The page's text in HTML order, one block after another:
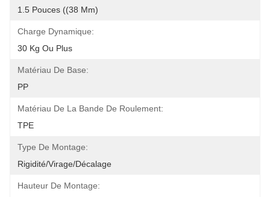
1.5 Pouces ((38 Mm)
Charge Dynamique:
30 Kg Ou Plus
Matériau De Base:
PP
Matériau De La Bande De Roulement:
TPE
Type De Montage:
Rigidité/virage/décalage
Hauteur De Montage: